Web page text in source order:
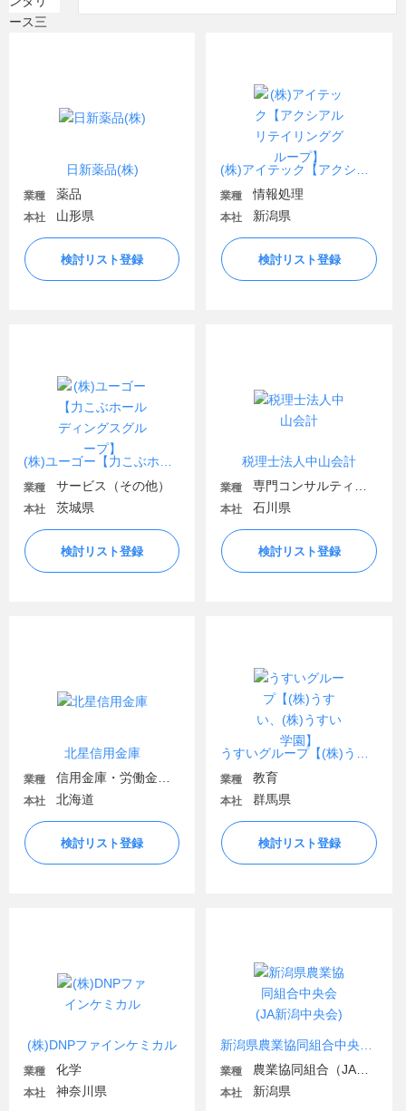
日新薬品(株)
業種 薬品
本社 山形県
検討リスト登録
業種 情報処理
本社 新潟県
検討リスト登録
業種 サービス（その他）
本社 茨城県
検討リスト登録
税理士法人中山会計
業種
本社 石川県
検討リスト登録
北星信用金庫
業種
本社 北海道
検討リスト登録
業種 教育
本社 群馬県
検討リスト登録
(株)DNPファインケミカル
業種 化学
本社 神奈川県
業種
本社 新潟県